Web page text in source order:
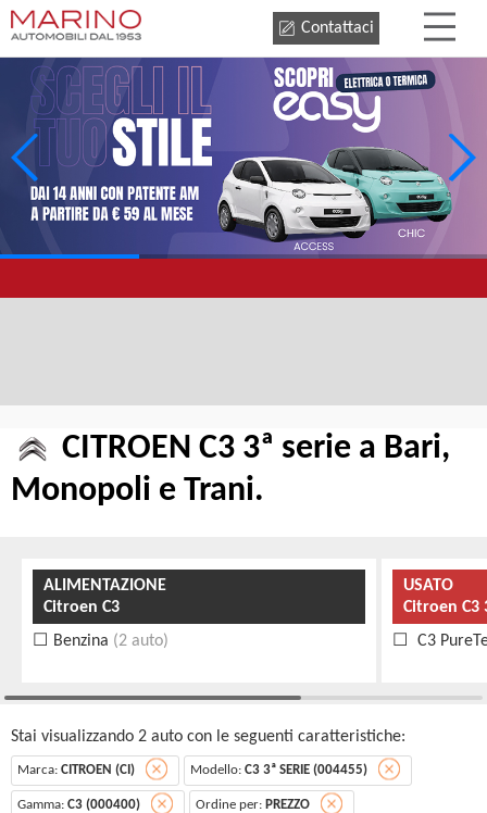
Contattaci
CITROEN C3 3ª serie a Bari,
Monopoli e Trani.
ALIMENTAZIONE
Citroen C3
Benzina (2 auto)
USATO
Citroen C3
C3
Stai visualizzando 2 auto con le seguenti caratteristiche:
Marca: CITROEN (CI) Modello: C3 3ª SERIE (004455)
Gamma: C3 (000400) Ordine per: PREZZO